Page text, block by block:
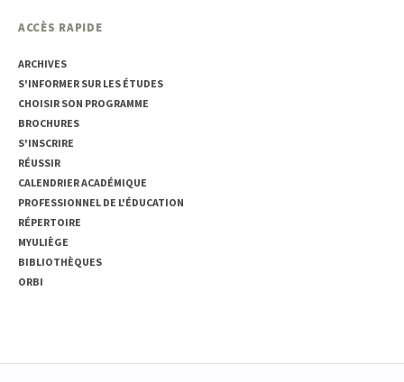
ACCÈS RAPIDE
ARCHIVES
S'INFORMER SUR LES ÉTUDES
CHOISIR SON PROGRAMME
BROCHURES
S'INSCRIRE
RÉUSSIR
CALENDRIER ACADÉMIQUE
PROFESSIONNEL DE L'ÉDUCATION
RÉPERTOIRE
MYULIÈGE
BIBLIOTHÈQUES
ORBI